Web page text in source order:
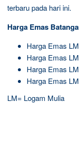
terbaru pada hari ini.
Harga Emas
Harga Emas
Harga Emas
Harga Emas
Harga Emas
LM= Logam Mulia